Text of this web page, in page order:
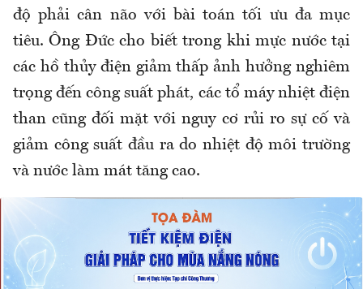
độ phải cân não với bài toán tối ưu đa mục
tiêu. Ông Đức cho biết trong khi mực nước tại
các hồ thủy điện giảm thấp ảnh hưởng nghiêm
trọng đến công suất phát, các tổ máy nhiệt điện
than cũng đối mặt với nguy cơ rủi ro sự cố và
giảm công suất đầu ra do nhiệt độ môi trường
và nước làm mát tăng cao.